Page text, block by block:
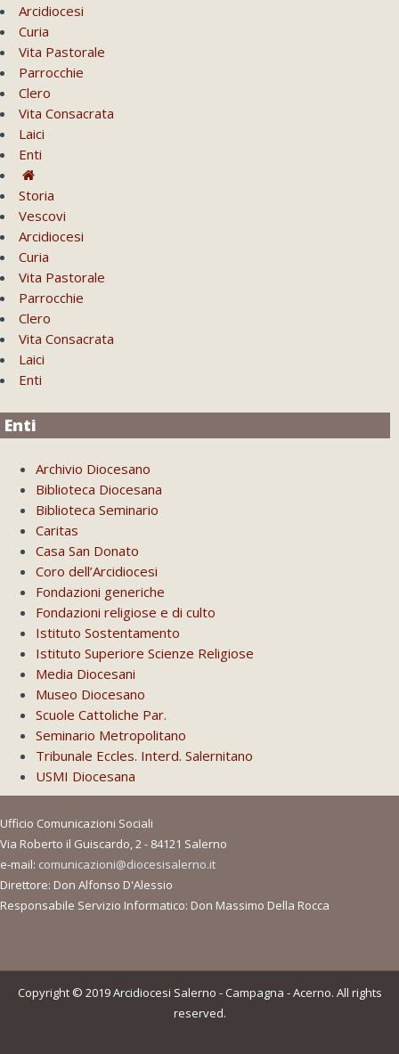
Arcidiocesi
Curia
Vita Pastorale
Parrocchie
Clero
Vita Consacrata
Laici
Enti
Storia
Vescovi
Arcidiocesi
Curia
Vita Pastorale
Parrocchie
Clero
Vita Consacrata
Laici
Enti
Enti
Archivio Diocesano
Biblioteca Diocesana
Biblioteca Seminario
Caritas
Casa San Donato
Coro dell’Arcidiocesi
Fondazioni generiche
Fondazioni religiose e di culto
Istituto Sostentamento
Istituto Superiore Scienze Religiose
Media Diocesani
Museo Diocesano
Scuole Cattoliche Par.
Seminario Metropolitano
Tribunale Eccles. Interd. Salernitano
USMI Diocesana
Ufficio Comunicazioni Sociali
Via Roberto il Guiscardo, 2 - 84121 Salerno
e-mail: comunicazioni@diocesisalerno.it
Direttore: Don Alfonso D'Alessio
Responsabile Servizio Informatico: Don Massimo Della Rocca
Copyright © 2019 Arcidiocesi Salerno - Campagna - Acerno. All rights
reserved.